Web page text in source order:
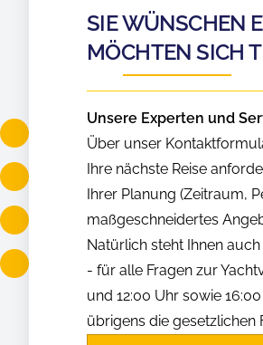
SIE WÜNSCHEN
MÖCHTEN SICH
Unsere Experten und
Über unser
Ihre nächste Reise
Ihrer Planung (Zeitraum,
maßgeschneidertes
Natürlich steht Ihnen
- für alle Fragen zur
und 12:00 Uhr sowie
übrigens die gesetzlichen